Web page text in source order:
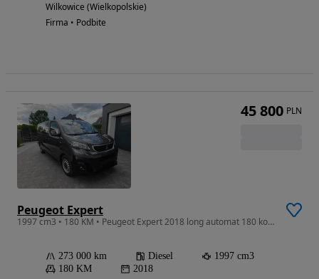
Wilkowice (Wielkopolskie)
Firma • Podbite
Peugeot Expert
1997 cm3 • 180 KM • Peugeot Expert 2018 long automat 180 koni 6 miejsc.
273 000 km Diesel
1997 cm3
180 KM
2018
45 800 PLN